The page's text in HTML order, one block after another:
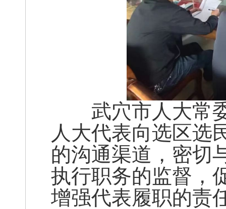
武穴市人大常委
人大代表向选区选
的沟通渠道，密切
执行职务的监督，
增强代表履职的责